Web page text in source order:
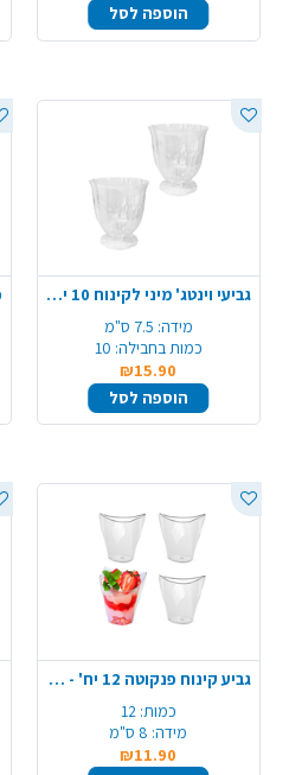
הוספה לסל
גביעי וינטג' מיני לקינוח 10 יח' - שקוף
מידה: 7.5 ס"מ
כמות בחבילה: 10
₪15.90
הוספה לסל
גביע קינוח פנקוטה 12 יח' - שקוף
כמות: 12
מידה: 8 ס"מ
₪11.90